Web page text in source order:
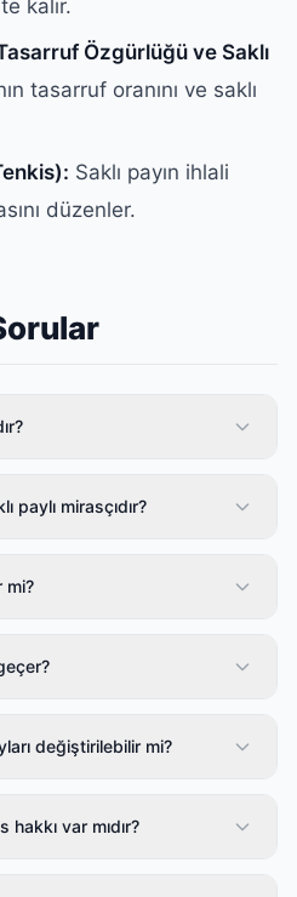
kalır.
Özgürlüğü ve Saklı
tasarruf oranını ve saklı
Saklı payın ihlali
düzenler.
paylı mirasçıdır?
mi?
değiştirilebilir mi?
hakkı var mıdır?